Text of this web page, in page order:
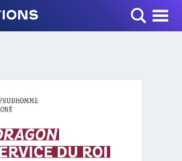
Toggle Menu